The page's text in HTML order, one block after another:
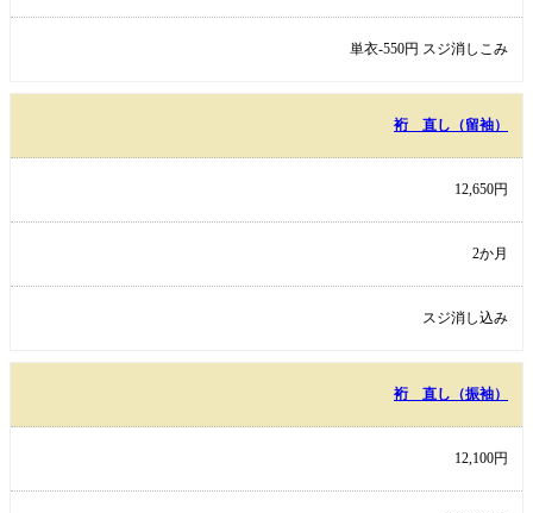
単衣-550円 スジ消しこみ
裄 直し（留袖）
12,650円
2か月
スジ消し込み
裄 直し（振袖）
12,100円